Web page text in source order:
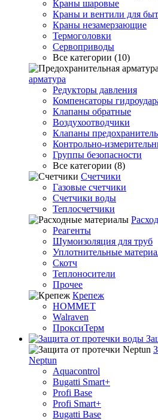
Краны шаровые
Краны и вентили для
Краны незамерзающие
Термоголовки
Сервоприводы
Все категории (10)
арматура
Редукторы давления
Компенсаторы
Клапаны обратные
Воздухоотводчики
Клапаны
Контрольно-
Группы безопасности
Все категории (8)
Счетчики
Газовые счетчики
Счетчики воды
Теплосчетчики
Реагенты
Шумоизоляция для труб
Уплотнительные
Скотч
Теплоносители
Прочее
Крепеж
HOMMET
Walraven
ПроксиТерм
Neptun
Aquacontrol
Bugatti Smart+
Profi Base
Profi Smart+
Bugatti Base